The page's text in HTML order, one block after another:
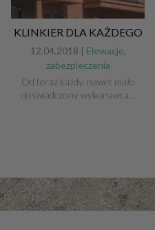
KLINKIER DLA KAŻDEGO
12.04.2018 | Elewacje,
zabezpieczenia
Od teraz każdy, nawet mało
doświadczony wykonawca...